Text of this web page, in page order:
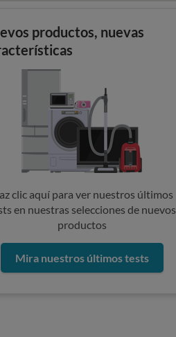
productos, nuevas
clic aquí para ver nuestros últimos
en nuestras selecciones de nuevos
productos
Mira nuestros últimos tests